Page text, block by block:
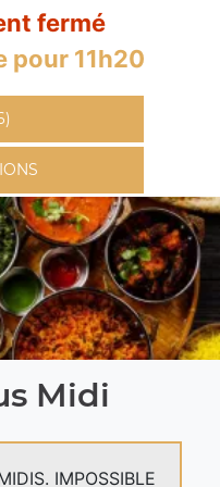
fermé
pour 11h20
Midi
IMPOSSIBLE